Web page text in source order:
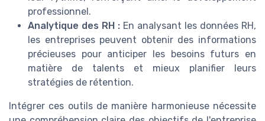
professionnel.
Analytique des RH : En analysant les données RH,
les entreprises peuvent obtenir des informations
précieuses pour anticiper les besoins futurs en
matière de talents et mieux planifier leurs
stratégies de rétention.
Intégrer ces outils de manière harmonieuse nécessite